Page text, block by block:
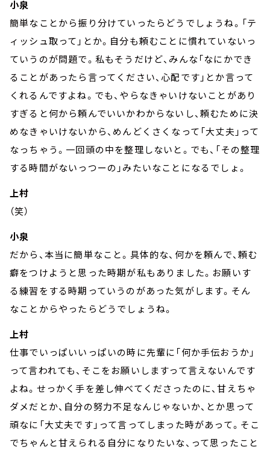
小泉
簡単なことから振り分けていったらどうでしょうね。「テ
ィッシュ取って」とか。自分も頼むことに慣れていないっ
ていうのが問題で。私もそうだけど、みんな「なにかでき
ることがあったら言ってください、心配です」とか言って
くれるんですよね。でも、やらなきゃいけないことがあり
すぎると何から頼んでいいかわからないし、頼むために決
めなきゃいけないから、めんどくさくなって「大丈夫」って
なっちゃう。一回頭の中を整理しないと。でも、「その整理
する時間がないっつーの」みたいなことになるでしょ。
上村
（笑）
小泉
だから、本当に簡単なこと。具体的な、何かを頼んで、頼む
癖をつけようと思った時期が私もありました。お願いす
る練習をする時期っていうのがあった気がします。そん
なことからやったらどうでしょうね。
上村
仕事でいっぱいいっぱいの時に先輩に「何か手伝おうか」
って言われても、そこをお願いしますって言えないんです
よね。せっかく手を差し伸べてくださったのに、甘えちゃ
ダメだとか、自分の努力不足なんじゃないか、とか思って
頑なに「大丈夫です」って言ってしまった時があって。そこ
でちゃんと甘えられる自分になりたいな、って思ったこと